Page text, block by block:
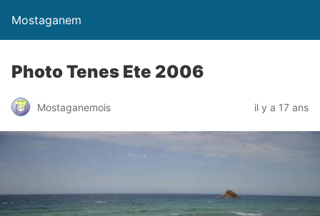
Mostaganem
Photo Tenes Ete 2006
Mostaganemois il y a 17 ans